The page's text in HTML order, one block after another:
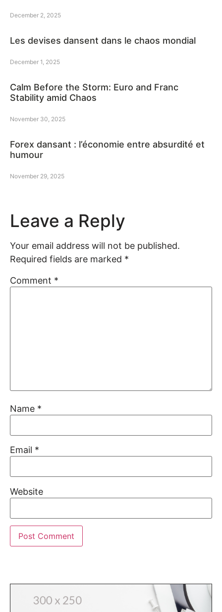
December 2, 2025
Les devises dansent dans le chaos mondial
December 1, 2025
Calm Before the Storm: Euro and Franc
Stability amid Chaos
November 30, 2025
Forex dansant : l’économie entre absurdité et
humour
November 29, 2025
Leave a Reply
Your email address will not be published.
Required fields are marked *
Comment *
Name *
Email *
Website